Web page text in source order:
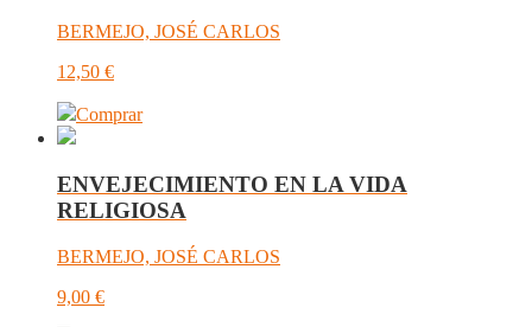
BERMEJO, JOSÉ CARLOS
12,50 €
Comprar
ENVEJECIMIENTO EN LA VIDA
RELIGIOSA
BERMEJO, JOSÉ CARLOS
9,00 €